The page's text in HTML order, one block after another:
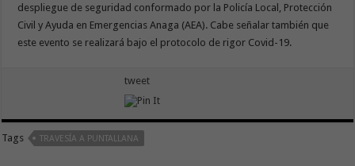
despliegue de seguridad conformado por la Policía Local, Protección
Civil y Ayuda en Emergencias Anaga (AEA). Cabe señalar también que
este evento se realizará bajo el protocolo de rigor Covid-19.
tweet
Tags TRAVESÍA A PUNTALLANA